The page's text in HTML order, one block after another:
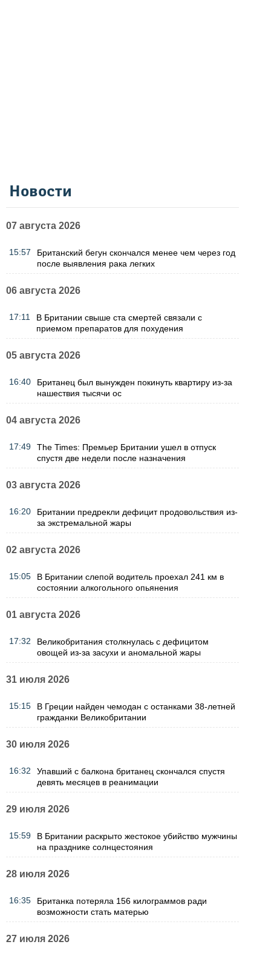
Новости
07 августа 2026
15:57
Британский бегун скончался менее чем через год
после выявления рака легких
06 августа 2026
17:11
В Британии свыше ста смертей связали с
приемом препаратов для похудения
05 августа 2026
16:40
Британец был вынужден покинуть квартиру из-за
нашествия тысячи ос
04 августа 2026
17:49
The Times: Премьер Британии ушел в отпуск
спустя две недели после назначения
03 августа 2026
16:20
Британии предрекли дефицит продовольствия из-
за экстремальной жары
02 августа 2026
15:05
В Британии слепой водитель проехал 241 км в
состоянии алкогольного опьянения
01 августа 2026
17:32
Великобритания столкнулась с дефицитом
овощей из-за засухи и аномальной жары
31 июля 2026
15:15
В Греции найден чемодан с останками 38-летней
гражданки Великобритании
30 июля 2026
16:32
Упавший с балкона британец скончался спустя
девять месяцев в реанимации
29 июля 2026
15:59
В Британии раскрыто жестокое убийство мужчины
на празднике солнцестояния
28 июля 2026
16:35
Британка потеряла 156 килограммов ради
возможности стать матерью
27 июля 2026